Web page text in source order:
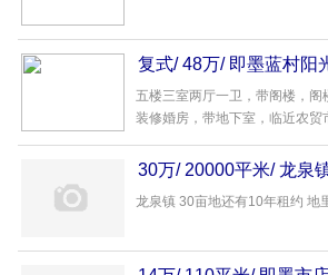
复式/ 48万/ 即墨蓝村阳
五楼三室两厅一卫，带阁楼，
装修婚房，带地下室，临近农
30万/ 20000平米/ 龙泉
龙泉镇 30亩地还有10年租约 地